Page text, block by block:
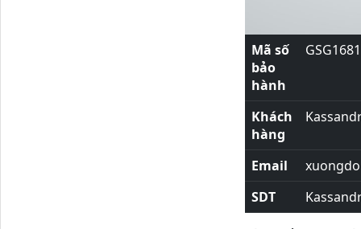
Mã số
bảo
hành
GSG1681
Khách
hàng
Email
SDT